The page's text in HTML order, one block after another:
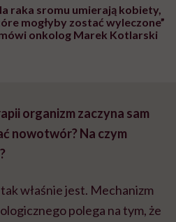
raka sromu umierają kobiety,
mogłyby zostać wyleczone”
onkolog Marek Kotlarski
organizm zaczyna sam
nowotwór? Na czym
właśnie jest. Mechanizm
polega na tym, że